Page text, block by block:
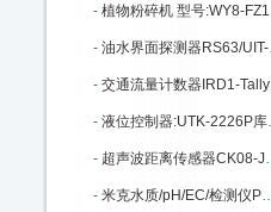
- 植物粉碎机 型号:WY8-FZ102库号：M11164
- 油水界面探测器RS63/UIT-200库号：M205958
- 交通流量计数器IRD1-Tally-2库号：M268951
- 液位控制器:UTK-2226P库号：M299373
- 超声波距离传感器CK08-JCS1501：M312598
- 米克水质/pH/EC/检测仪PX22-801：M322544